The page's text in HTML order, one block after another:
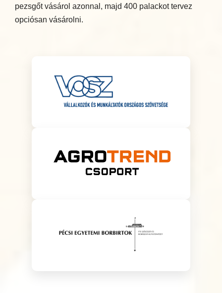
pezsgőt vásárol azonnal, majd 400 palackot tervez
opciósan vásárolni.